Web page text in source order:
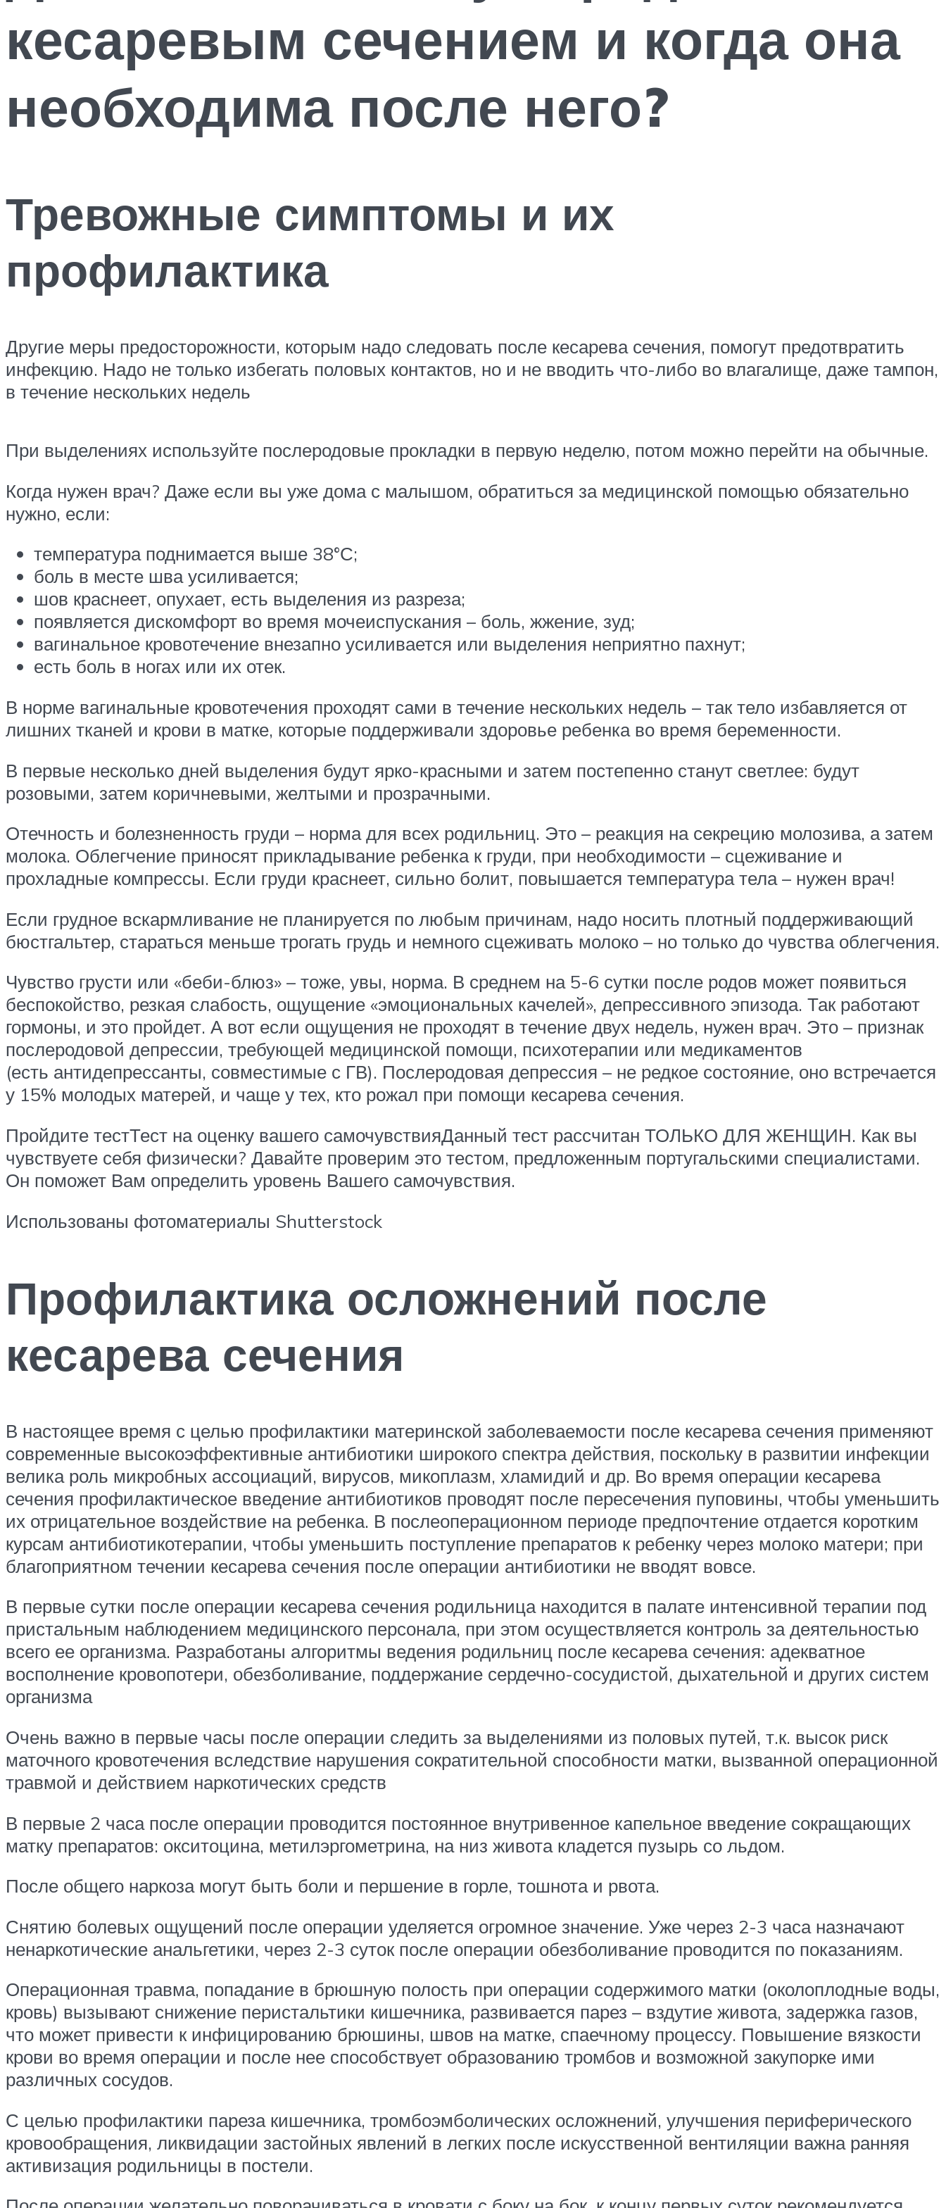
кесаревым сечением и когда она
необходима после него?
Тревожные симптомы и их
профилактика
Другие меры предосторожности, которым надо следовать после кесарева сечения, помогут предотвратить
инфекцию. Надо не только избегать половых контактов, но и не вводить что-либо во влагалище, даже тампон,
в течение нескольких недель
При выделениях используйте послеродовые прокладки в первую неделю, потом можно перейти на обычные.
Когда нужен врач? Даже если вы уже дома с малышом, обратиться за медицинской помощью обязательно
нужно, если:
температура поднимается выше 38°С;
боль в месте шва усиливается;
шов краснеет, опухает, есть выделения из разреза;
появляется дискомфорт во время мочеиспускания – боль, жжение, зуд;
вагинальное кровотечение внезапно усиливается или выделения неприятно пахнут;
есть боль в ногах или их отек.
В норме вагинальные кровотечения проходят сами в течение нескольких недель – так тело избавляется от
лишних тканей и крови в матке, которые поддерживали здоровье ребенка во время беременности.
В первые несколько дней выделения будут ярко-красными и затем постепенно станут светлее: будут
розовыми, затем коричневыми, желтыми и прозрачными.
Отечность и болезненность груди – норма для всех родильниц. Это – реакция на секрецию молозива, а затем
молока. Облегчение приносят прикладывание ребенка к груди, при необходимости – сцеживание и
прохладные компрессы. Если груди краснеет, сильно болит, повышается температура тела – нужен врач!
Если грудное вскармливание не планируется по любым причинам, надо носить плотный поддерживающий
бюстгальтер, стараться меньше трогать грудь и немного сцеживать молоко – но только до чувства облегчения.
Чувство грусти или «беби-блюз» – тоже, увы, норма. В среднем на 5-6 сутки после родов может появиться
беспокойство, резкая слабость, ощущение «эмоциональных качелей», депрессивного эпизода. Так работают
гормоны, и это пройдет. А вот если ощущения не проходят в течение двух недель, нужен врач. Это – признак
послеродовой депрессии, требующей медицинской помощи, психотерапии или медикаментов
(есть антидепрессанты, совместимые с ГВ). Послеродовая депрессия – не редкое состояние, оно встречается
у 15% молодых матерей, и чаще у тех, кто рожал при помощи кесарева сечения.
Пройдите тестТест на оценку вашего самочувствияДанный тест рассчитан ТОЛЬКО ДЛЯ ЖЕНЩИН. Как вы
чувствуете себя физически? Давайте проверим это тестом, предложенным португальскими специалистами.
Он поможет Вам определить уровень Вашего самочувствия.
Использованы фотоматериалы Shutterstock
Профилактика осложнений после
кесарева сечения
В настоящее время с целью профилактики материнской заболеваемости после кесарева сечения применяют
современные высокоэффективные антибиотики широкого спектра действия, поскольку в развитии инфекции
велика роль микробных ассоциаций, вирусов, микоплазм, хламидий и др. Во время операции кесарева
сечения профилактическое введение антибиотиков проводят после пересечения пуповины, чтобы уменьшить
их отрицательное воздействие на ребенка. В послеоперационном периоде предпочтение отдается коротким
курсам антибиотикотерапии, чтобы уменьшить поступление препаратов к ребенку через молоко матери; при
благоприятном течении кесарева сечения после операции антибиотики не вводят вовсе.
В первые сутки после операции кесарева сечения родильница находится в палате интенсивной терапии под
пристальным наблюдением медицинского персонала, при этом осуществляется контроль за деятельностью
всего ее организма. Разработаны алгоритмы ведения родильниц после кесарева сечения: адекватное
восполнение кровопотери, обезболивание, поддержание сердечно-сосудистой, дыхательной и других систем
организма
Очень важно в первые часы после операции следить за выделениями из половых путей, т.к. высок риск
маточного кровотечения вследствие нарушения сократительной способности матки, вызванной операционной
травмой и действием наркотических средств
В первые 2 часа после операции проводится постоянное внутривенное капельное введение сокращающих
матку препаратов: окситоцина, метилэргометрина, на низ живота кладется пузырь со льдом.
После общего наркоза могут быть боли и першение в горле, тошнота и рвота.
Снятию болевых ощущений после операции уделяется огромное значение. Уже через 2-3 часа назначают
ненаркотические анальгетики, через 2-3 суток после операции обезболивание проводится по показаниям.
Операционная травма, попадание в брюшную полость при операции содержимого матки (околоплодные воды,
кровь) вызывают снижение перистальтики кишечника, развивается парез – вздутие живота, задержка газов,
что может привести к инфицированию брюшины, швов на матке, спаечному процессу. Повышение вязкости
крови во время операции и после нее способствует образованию тромбов и возможной закупорке ими
различных сосудов.
С целью профилактики пареза кишечника, тромбоэмболических осложнений, улучшения периферического
кровообращения, ликвидации застойных явлений в легких после искусственной вентиляции важна ранняя
активизация родильницы в постели.